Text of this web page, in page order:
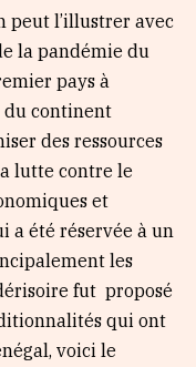
peut l’illustrer avec
la pandémie du
pays à
du continent
des ressources
lutte contre le
et
a été réservée à un
les
fut proposé
qui ont
voici le